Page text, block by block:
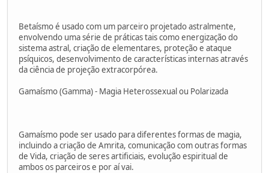
Betaísmo é usado com um parceiro projetado astralmente,
envolvendo uma série de práticas tais como energização do
sistema astral, criação de elementares, proteção e ataque
psíquicos, desenvolvimento de características internas através
da ciência de projeção extracorpórea.
Gamaísmo (Gamma) - Magia Heterossexual ou Polarizada
Gamaísmo pode ser usado para diferentes formas de magia,
incluindo a criação de Amrita, comunicação com outras formas
de Vida, criação de seres artificiais, evolução espiritual de
ambos os parceiros e por aí vai.